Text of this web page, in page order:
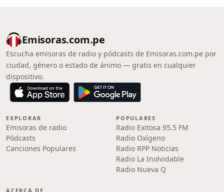
Emisoras.com.pe
Escucha emisoras de radio y pódcasts de Emisoras.com.pe por
ciudad, género o estado de ánimo — gratis en cualquier
dispositivo.
EXPLORAR
Emisoras de radio
Pódcasts
Canciones Populares
POPULARES
Radio Exitosa 95.5 FM
Radio Oxígeno
Radio RPP Noticias
Radio La Inolvidable
Radio Nueva Q
ACERCA DE